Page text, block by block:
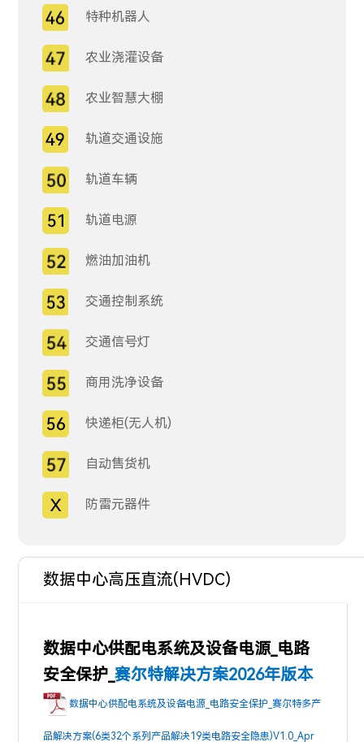
特种机器人
农业浇灌设备
农业智慧大棚
轨道交通设施
轨道车辆
轨道电源
燃油加油机
交通控制系统
交通信号灯
商用洗净设备
快递柜(无人机)
自动售货机
防雷元器件
数据中心高压直流(HVDC)
数据中心供配电系统及设备电源_电路
安全保护_赛尔特解决方案2026年版本
数据中心供配电系统及设备电源_电路安全保护_赛尔特多产
品解决方案(6类32个系列产品解决19类电路安全隐患)V1.0_Apr